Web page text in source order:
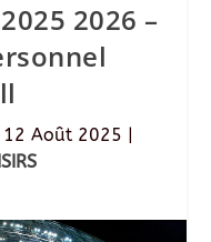
2026 –
12 Août 2025 |